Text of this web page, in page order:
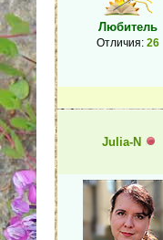
Любитель
Отличия: 26
Julia-N